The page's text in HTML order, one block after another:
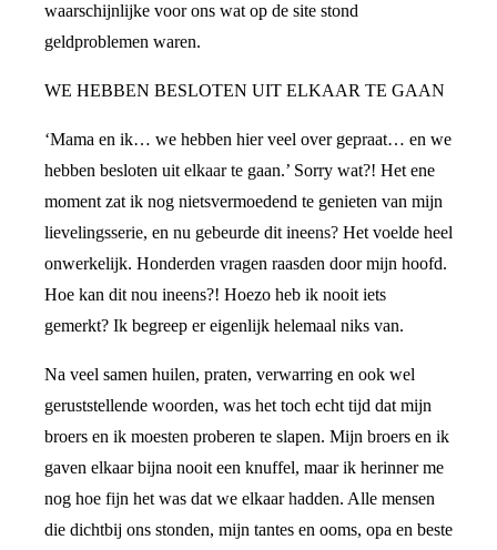
waarschijnlijke voor ons wat op de site stond
geldproblemen waren.
WE HEBBEN BESLOTEN UIT ELKAAR TE GAAN
‘Mama en ik… we hebben hier veel over gepraat… en we
hebben besloten uit elkaar te gaan.’ Sorry wat?! Het ene
moment zat ik nog nietsvermoedend te genieten van mijn
lievelingsserie, en nu gebeurde dit ineens? Het voelde heel
onwerkelijk. Honderden vragen raasden door mijn hoofd.
Hoe kan dit nou ineens?! Hoezo heb ik nooit iets
gemerkt? Ik begreep er eigenlijk helemaal niks van.
Na veel samen huilen, praten, verwarring en ook wel
geruststellende woorden, was het toch echt tijd dat mijn
broers en ik moesten proberen te slapen. Mijn broers en ik
gaven elkaar bijna nooit een knuffel, maar ik herinner me
nog hoe fijn het was dat we elkaar hadden. Alle mensen
die dichtbij ons stonden, mijn tantes en ooms, opa en beste